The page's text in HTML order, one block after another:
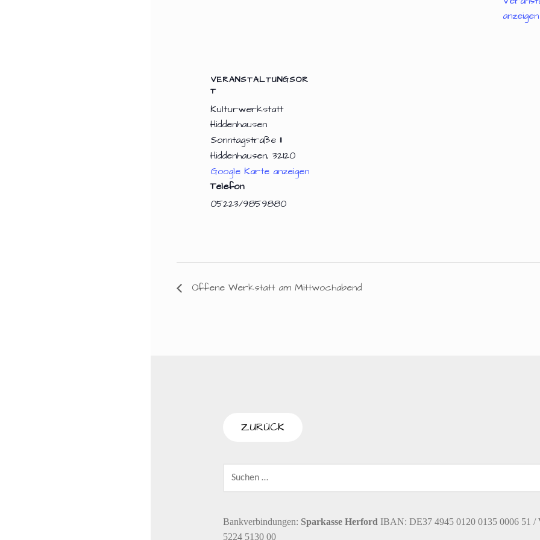
anzeigen
VERANSTALTUNGSOR
T
Kulturwerkstatt
Hiddenhausen
Sonntagstraße 11
Hiddenhausen, 32120
Google Karte anzeigen
Telefon
05223/9859880
Offene Werkstatt am Mittwochabend
NACH:
Bankverbindungen: Sparkasse HerfordIBAN: DE37 4945 0120 0135 0006 51 /
5224 5130 00